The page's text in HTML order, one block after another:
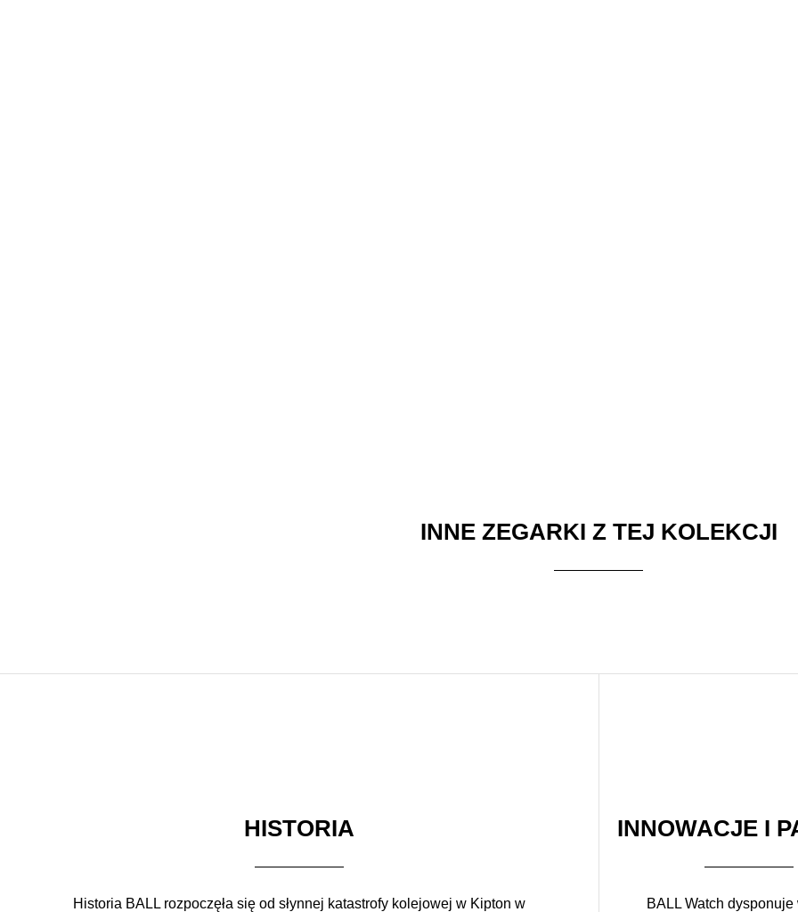
INNE ZEGARKI Z TEJ KOLEKCJI
HISTORIA
Historia BALL rozpoczęła się od słynnej katastrofy kolejowej w Kipton w
INNOWACJE I
BALL Watch dysponuje